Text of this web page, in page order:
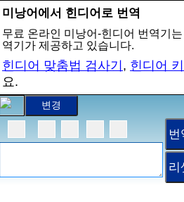
미낭어에서 힌디어로 번역
무료 온라인 미낭어-힌디어 번역기
역기가 제공하고 있습니다.
힌디어 맞춤법 검사기 , 힌디어
요.